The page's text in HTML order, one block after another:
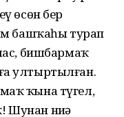
өсөн бер
башҡаһы турап
бишбармаҡ
ултыртылған.
ҡына түгел,
ниңә